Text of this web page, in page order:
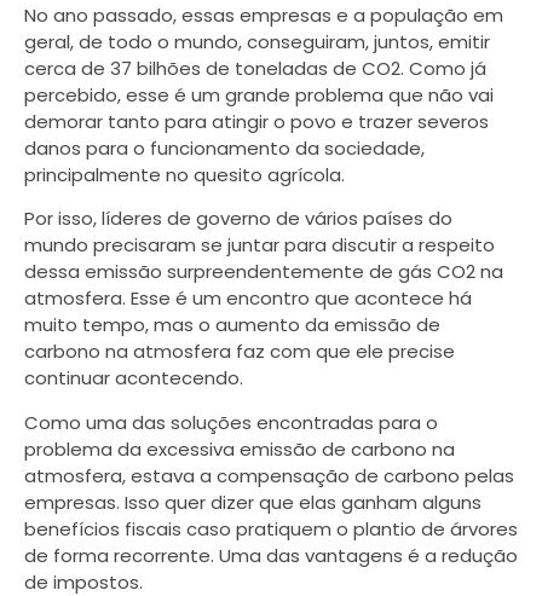
No ano passado, essas empresas e a população em
geral, de todo o mundo, conseguiram, juntos, emitir
cerca de 37 bilhões de toneladas de CO2. Como já
percebido, esse é um grande problema que não vai
demorar tanto para atingir o povo e trazer severos
danos para o funcionamento da sociedade,
principalmente no quesito agrícola.
Por isso, líderes de governo de vários países do
mundo precisaram se juntar para discutir a respeito
dessa emissão surpreendentemente de gás CO2 na
atmosfera. Esse é um encontro que acontece há
muito tempo, mas o aumento da emissão de
carbono na atmosfera faz com que ele precise
continuar acontecendo.
Como uma das soluções encontradas para o
problema da excessiva emissão de carbono na
atmosfera, estava a compensação de carbono pelas
empresas. Isso quer dizer que elas ganham alguns
benefícios fiscais caso pratiquem o plantio de árvores
de forma recorrente. Uma das vantagens é a redução
de impostos.